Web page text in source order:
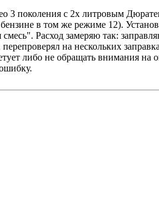
поколения с 2х литровым
в том же режиме 12).
Расход замеряю так:
на нескольких
либо не обращать внимания